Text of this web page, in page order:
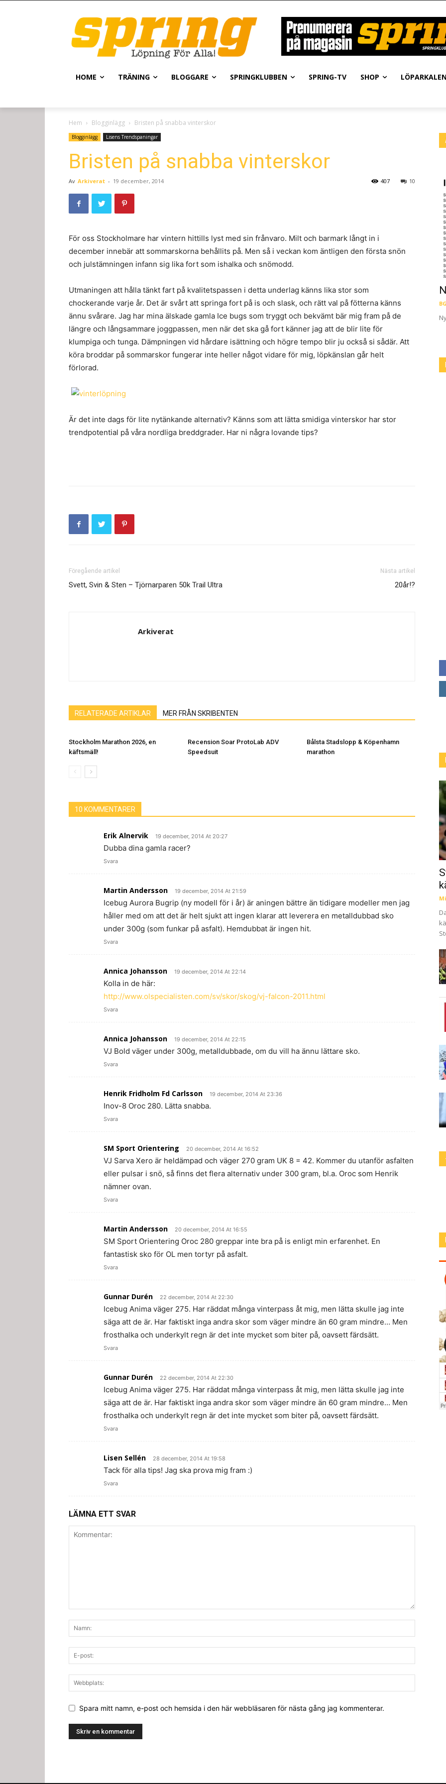
HOME TRÄNING BLOGGARE SPRINGKLUBBEN SPRING-TV SHOP
Hem Blogginlägg Bristen på snabba vinterskor
Blogginlägg Lisens Trendspaningar
Bristen på snabba vinterskor
Av Arkiverat - 19 december, 2014 10
407
För oss Stockholmare har vintern hittills lyst med sin frånvaro. Milt och barmark långt in i
december innebär att sommarskorna behållits på. Men så i veckan kom äntligen den första snön
och julstämningen infann sig lika fort som ishalka och snömodd.
Utmaningen att hålla tänkt fart på kvalitetspassen i detta underlag känns lika stor som
chockerande varje år. Det är svårt att springa fort på is och slask, och rätt val på fötterna känns
ännu svårare. Jag har mina älskade gamla Ice bugs som tryggt och bekvämt bär mig fram på de
längre och långsammare joggpassen, men när det ska gå fort känner jag att de blir lite för
klumpiga och tunga. Dämpningen vid hårdare isättning och högre tempo blir ju också si sådär. Att
köra broddar på sommarskor fungerar inte heller något vidare för mig, löpkänslan går helt
förlorad.
Är det inte dags för lite nytänkande alternativ? Känns som att lätta smidiga vinterskor har stor
trendpotential på våra nordliga breddgrader. Har ni några lovande tips?
Föregående artikel
Svett, Svin & Sten – Tjörnarparen 50k Trail Ultra
Nästa artikel
20år!?
Arkiverat
RELATERADE ARTIKLAR MER FRÅN SKRIBENTEN
Stockholm Marathon 2026, en
käftsmäll!
Recension Soar ProtoLab ADV
Speedsuit
Bålsta Stadslopp & Köpenhamn
marathon
10 KOMMENTARER
Erik Alnervik 19 december, 2014 At 20:27
Dubba dina gamla racer?
Svara
Martin Andersson 19 december, 2014 At 21:59
Icebug Aurora Bugrip (ny modell för i år) är aningen bättre än tidigare modeller men jag
håller med om att det är helt sjukt att ingen klarar att leverera en metalldubbad sko
under 300g (som funkar på asfalt). Hemdubbat är ingen hit.
Svara
Annica Johansson 19 december, 2014 At 22:14
Kolla in de här:
http://www.olspecialisten.com/sv/skor/skog/vj-falcon-2011.html
Svara
Annica Johansson 19 december, 2014 At 22:15
VJ Bold väger under 300g, metalldubbade, om du vill ha ännu lättare sko.
Svara
Henrik Fridholm Fd Carlsson 19 december, 2014 At 23:36
Inov-8 Oroc 280. Lätta snabba.
Svara
SM Sport Orientering 20 december, 2014 At 16:52
VJ Sarva Xero är heldämpad och väger 270 gram UK 8 = 42. Kommer du utanför asfalten
eller pulsar i snö, så finns det flera alternativ under 300 gram, bl.a. Oroc som Henrik
nämner ovan.
Svara
Martin Andersson 20 december, 2014 At 16:55
SM Sport Orientering Oroc 280 greppar inte bra på is enligt min erfarenhet. En
fantastisk sko för OL men tortyr på asfalt.
Svara
Gunnar Durén 22 december, 2014 At 22:30
Icebug Anima väger 275. Har räddat många vinterpass åt mig, men lätta skulle jag inte
säga att de är. Har faktiskt inga andra skor som väger mindre än 60 gram mindre… Men
frosthalka och underkylt regn är det inte mycket som biter på, oavsett färdsätt.
Svara
Gunnar Durén 22 december, 2014 At 22:30
Icebug Anima väger 275. Har räddat många vinterpass åt mig, men lätta skulle jag inte
säga att de är. Har faktiskt inga andra skor som väger mindre än 60 gram mindre… Men
frosthalka och underkylt regn är det inte mycket som biter på, oavsett färdsätt.
Svara
Lisen Sellén 28 december, 2014 At 19:58
Tack för alla tips! Jag ska prova mig fram :)
Svara
LÄMNA ETT SVAR
Spara mitt namn, e-post och hemsida i den här webbläsaren för nästa gång jag kommenterar.